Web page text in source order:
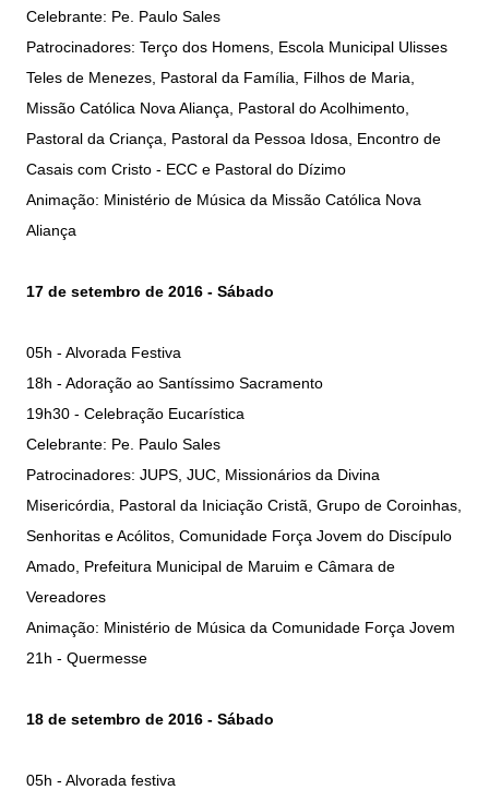
Celebrante: Pe. Paulo Sales
Patrocinadores: Terço dos Homens, Escola Municipal Ulisses
Teles de Menezes, Pastoral da Família, Filhos de Maria,
Missão Católica Nova Aliança, Pastoral do Acolhimento,
Pastoral da Criança, Pastoral da Pessoa Idosa, Encontro de
Casais com Cristo - ECC e Pastoral do Dízimo
Animação: Ministério de Música da Missão Católica Nova
Aliança
17 de setembro de 2016 - Sábado
05h - Alvorada Festiva
18h - Adoração ao Santíssimo Sacramento
19h30 - Celebração Eucarística
Celebrante: Pe. Paulo Sales
Patrocinadores: JUPS, JUC, Missionários da Divina
Misericórdia, Pastoral da Iniciação Cristã, Grupo de Coroinhas,
Senhoritas e Acólitos, Comunidade Força Jovem do Discípulo
Amado, Prefeitura Municipal de Maruim e Câmara de
Vereadores
Animação: Ministério de Música da Comunidade Força Jovem
21h - Quermesse
18 de setembro de 2016 - Sábado
05h - Alvorada festiva